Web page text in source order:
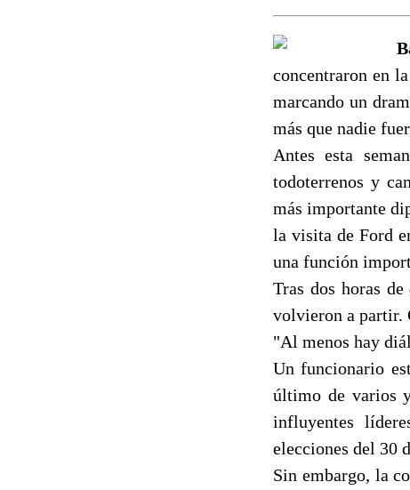
concentraron en
marcando un
más que nadie
Antes esta
todoterrenos y
más importante
la visita de Ford
una función
Tras dos horas
volvieron a partir.
"Al menos hay
Un funcionario
último de varios
influyentes
elecciones del 30
Sin embargo, la